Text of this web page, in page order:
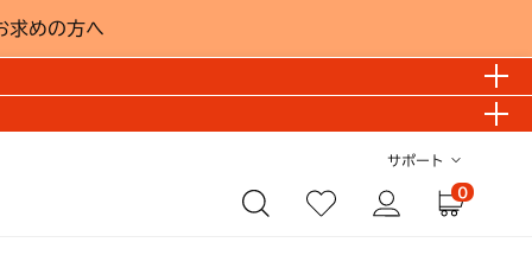
求めの方へ
サポート
0